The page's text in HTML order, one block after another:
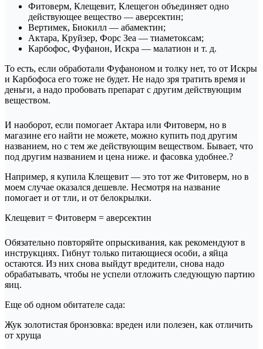
Фитоверм, Клещевит, Клещегон объединяет одно
действующее вещество — аверсектин;
Вертимек, Биокилл — абамектин;
Актара, Круйзер, Форс Зеа — тиаметоксам;
Карбофос, Фуфанон, Искра — малатион и т. д.
То есть, если обработали Фуфаноном и толку нет, то от Искры
и Карбофоса его тоже не будет. Не надо зря тратить время и
деньги, а надо пробовать препарат с другим действующим
веществом.
И наоборот, если помогает Актара или Фитоверм, но в
магазине его найти не можете, можно купить под другим
названием, но с тем же действующим веществом. Бывает, что
под другим названием и цена ниже. и фасовка удобнее.?
Например, я купила Клещевит — это тот же Фитоверм, но в
моем случае оказался дешевле. Несмотря на название
помогает и от тли, и от белокрылки.
Клещевит = Фитоверм = аверсектин
Обязательно повторяйте опрыскивания, как рекомендуют в
инструкциях. Гибнут только питающиеся особи, а яйца
остаются. Из них снова выйдут вредители, снова надо
обрабатывать, чтобы не успели отложить следующую партию
яиц.
Еще об одном обитателе сада:
Жук золотистая бронзовка: вреден или полезен, как отличить
от хруща